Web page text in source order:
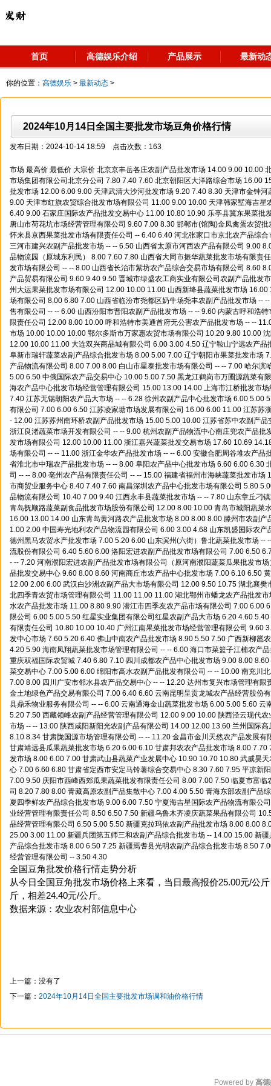
首页 高德娱乐介绍 产品展示 最新动
你的位置： 高德娱乐 > 最新动态 >
2024年10月14日全国主要批发市场豆角价格行情
发布日期：2024-10-14 18:59 点击次数：163
市场 最高价 最低价 大宗价 北京京丰岳各庄农副产品批发市场 14.00 9.00 10.00 北京顺鑫石门国际农产品批发市场集团有限公司北京分公司 7.80 7.40 7.60 北京朝阳区大洋路综合市场 16.00 15.00 15.00 天津何庄子农产品批发市场 12.00 6.00 9.00 天津武清大沙河批发市场 9.20 7.40 8.30 天津市金钟河蔬菜贸易中心 10.00 6.00 9.00 天津市红旗农贸综合批发市场有限公司 11.00 9.00 10.00 天津韩家墅海吉星农产品物流有限公司 11.60 6.40 9.00 石家庄国际农产品批发交易中心 11.00 10.80 10.90 乐亭县冀东果菜批发市场 13.00 6.00 11.00 河北唐山市荷花坑市场经营管理有限公司 9.60 7.00 8.30 邯郸市(馆陶)金凤禽蛋农贸批发市场 9.00 9.00 9.00 河北省怀来县京西果菜批发市场有限责任公司 -- 6.40 6.40 河北张家口市京北农产品综合市场 16.00 15.00 15.50 河北三河市建兴农副产品批发市场 -- -- 6.50 山西省太原市河西农产品有限公司 9.00 8.00 8.50 山西太原丈子头农产品物流园（原城东利民） 8.00 7.60 7.80 山西省大同市振华蔬菜批发市场有限责任公司 -- -- 7.60 阳泉农产品批发市场有限公司 -- -- 8.00 山西省长治市紫坊农产品综合交易市场有限公司 8.60 8.00 8.30 山西省晋城市绿欣农产品贸易有限公司 9.60 9.40 9.50 晋城市绿盛农工商实业有限公司农副产品批发市场 8.00 8.00 8.00 山西省朔州大运果菜批发市场有限公司 12.00 10.00 11.00 山西新绛县蔬菜批发市场 16.00 14.00 15.00 运城蔬菜批发市场有限公司 8.00 6.80 7.00 山西省临汾市尧都区奶牛场尧丰农副产品批发市场 -- -- 8.00 孝义市绿海蔬菜批发销售有限公司 -- -- 6.00 山西汾阳市晋阳农副产品批发市场 -- -- 9.60 内蒙古呼和浩特市东瓦窑农副产品批发市场有限责任公司 12.00 8.00 10.00 呼和浩特市美通首府无公害农产品批发市场 -- -- 11.00 内蒙包头市友谊蔬菜批发市场 10.00 10.00 10.00 鄂尔多斯市万家惠农贸市场有限公司 10.20 9.80 10.00 沈阳盛发菜果批发有限公司 12.00 10.00 11.00 大连双兴商品城有限公司 6.00 3.00 4.50 辽宁鞍山宁远农产品批发市场 6.00 5.00 5.50 辽宁阜新市瑞轩蔬菜农副产品综合批发市场 8.00 5.00 7.00 辽宁朝阳市果菜批发市场 7.00 4.00 5.50 长春海吉星农产品物流有限公司 8.00 7.00 8.00 白山市星泰批发市场有限公司 -- -- 7.00 哈尔滨哈达农副产品有限公司 8.00 5.00 6.50 中俄国际农产品交易中心 10.00 5.00 7.50 黑龙江鹤岗市万圃源蔬菜有限责任公司 6.00 6.00 6.00 上海农产品中心批发市场经营管理有限公司 15.00 13.00 14.00 上海市江桥批发市场经营管理有限公司 8.50 7.00 7.40 江苏无锡朝阳农产品大市场 -- -- 6.28 徐州农副产品中心批发市场 6.00 5.00 5.50 徐州东高农产品市场管理有限公司 7.00 6.00 6.50 江苏凌家塘市场发展有限公司 16.00 6.00 11.00 江苏苏浙皖边界市场发展有限公司 -- -- 12.00 江苏苏州南环桥农副产品批发市场 15.00 5.00 10.00 江苏省苏中农副产品交易中心有限公司 -- -- 6.60 浙江良渚蔬菜市场开发有限公司 -- -- 9.00 杭州农副产品物流中心南庄兜农产品批发市场 -- -- 14.60 宁波蔬菜批发市场有限公司 12.00 10.00 11.00
全国豆角批发价格行情走势分析
从今日全国豆角批发市场价格上来看，当日最高报价25.00元/公
斤，相差24.40元/公斤。
数据来源：农业农村部信息中心
上一篇：没有了
下一篇： 2024年10月14日全国主要批发市场调和油价格行情
Powered by 高